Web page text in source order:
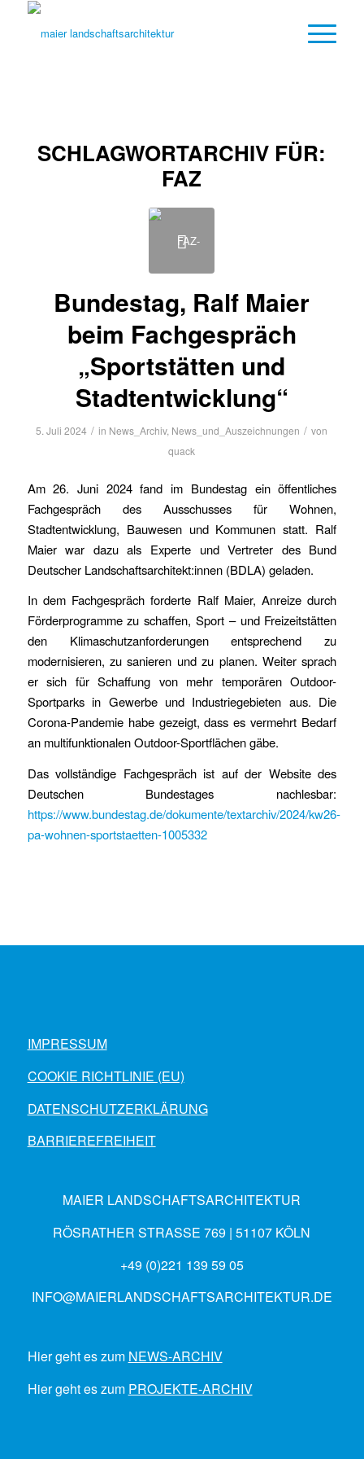
SCHLAGWORTARCHIV FÜR:
FAZ
Bundestag, Ralf Maier
beim Fachgespräch
„Sportstätten und
Stadtentwicklung“
5. Juli 2024 / in News_Archiv, News_und_Auszeichnungen / von
quack
Am 26. Juni 2024 fand im Bundestag ein öffentliches
Fachgespräch des Ausschusses für Wohnen,
Stadtentwicklung, Bauwesen und Kommunen statt. Ralf
Maier war dazu als Experte und Vertreter des Bund
Deutscher Landschaftsarchitekt:innen (BDLA) geladen.
In dem Fachgespräch forderte Ralf Maier, Anreize durch
Förderprogramme zu schaffen, Sport – und Freizeitstätten
den Klimaschutzanforderungen entsprechend zu
modernisieren, zu sanieren und zu planen. Weiter sprach
er sich für Schaffung von mehr temporären Outdoor-
Sportparks in Gewerbe und Industriegebieten aus. Die
Corona-Pandemie habe gezeigt, dass es vermehrt Bedarf
an multifunktionalen Outdoor-Sportflächen gäbe.
Das vollständige Fachgespräch ist auf der Website des
Deutschen Bundestages nachlesbar:
https://www.bundestag.de/dokumente/textarchiv/2024/kw26-
pa-wohnen-sportstaetten-1005332
IMPRESSUM
COOKIE RICHTLINIE (EU)
DATENSCHUTZERKLÄRUNG
BARRIEREFREIHEIT
MAIER LANDSCHAFTSARCHITEKTUR
RÖSRATHER STRASSE 769 | 51107 KÖLN
+49 (0)221 139 59 05
INFO@MAIERLANDSCHAFTSARCHITEKTUR.DE
Hier geht es zum NEWS-ARCHIV
Hier geht es zum PROJEKTE-ARCHIV